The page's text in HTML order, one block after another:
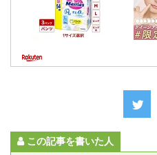
この記事を書いた人